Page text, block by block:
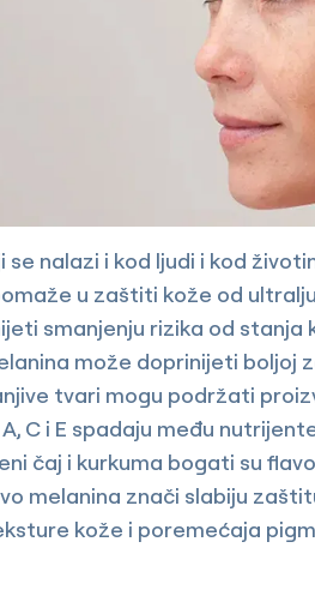
nalazi i kod ljudi i kod
u zaštiti kože od
smanjenju rizika od
može doprinijeti boljoj
tvari mogu podržati
C i E spadaju među
čaj i kurkuma bogati su
melanina znači slabiju
kože i poremećaja